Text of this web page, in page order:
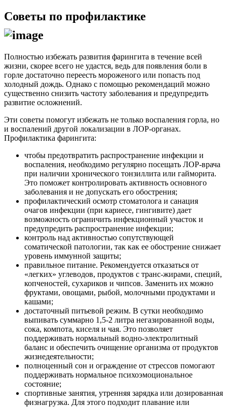
Советы по профилактике
Полностью избежать развития фарингита в течение всей
жизни, скорее всего не удастся, ведь для появления боли в
горле достаточно переесть мороженого или попасть под
холодный дождь. Однако с помощью рекомендаций можно
существенно снизить частоту заболевания и предупредить
развитие осложнений.
Эти советы помогут избежать не только воспаления горла, но
и воспалений другой локализации в ЛОР-органах.
Профилактика фарингита:
чтобы предотвратить распространение инфекции и
воспаления, необходимо регулярно посещать ЛОР-врача
при наличии хронического тонзиллита или гайморита.
Это поможет контролировать активность основного
заболевания и не допускать его обострения;
профилактический осмотр стоматолога и санация
очагов инфекции (при кариесе, гингивите) дает
возможность ограничить инфекционный участок и
предупредить распространение инфекции;
контроль над активностью сопутствующей
соматической патологии, так как ее обострение снижает
уровень иммунной защиты;
правильное питание. Рекомендуется отказаться от
«легких» углеводов, продуктов с транс-жирами, специй,
копченостей, сухариков и чипсов. Заменить их можно
фруктами, овощами, рыбой, молочными продуктами и
кашами;
достаточный питьевой режим. В сутки необходимо
выпивать суммарно 1,5-2 литра негазированной воды,
сока, компота, киселя и чая. Это позволяет
поддерживать нормальный водно-электролитный
баланс и обеспечить очищение организма от продуктов
жизнедеятельности;
полноценный сон и ограждение от стрессов помогают
поддерживать нормальное психоэмоциональное
состояние;
спортивные занятия, утренняя зарядка или дозированная
физнагрузка. Для этого подходит плавание или